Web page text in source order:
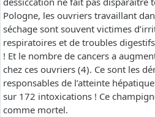
Pologne, les ouvriers travaillant
séchage sont souvent victimes
respiratoires et de troubles
! Et le nombre de cancers a
chez ces ouvriers (4). Ce sont les
responsables de l’atteinte
sur 172 intoxications ! Ce
comme mortel.